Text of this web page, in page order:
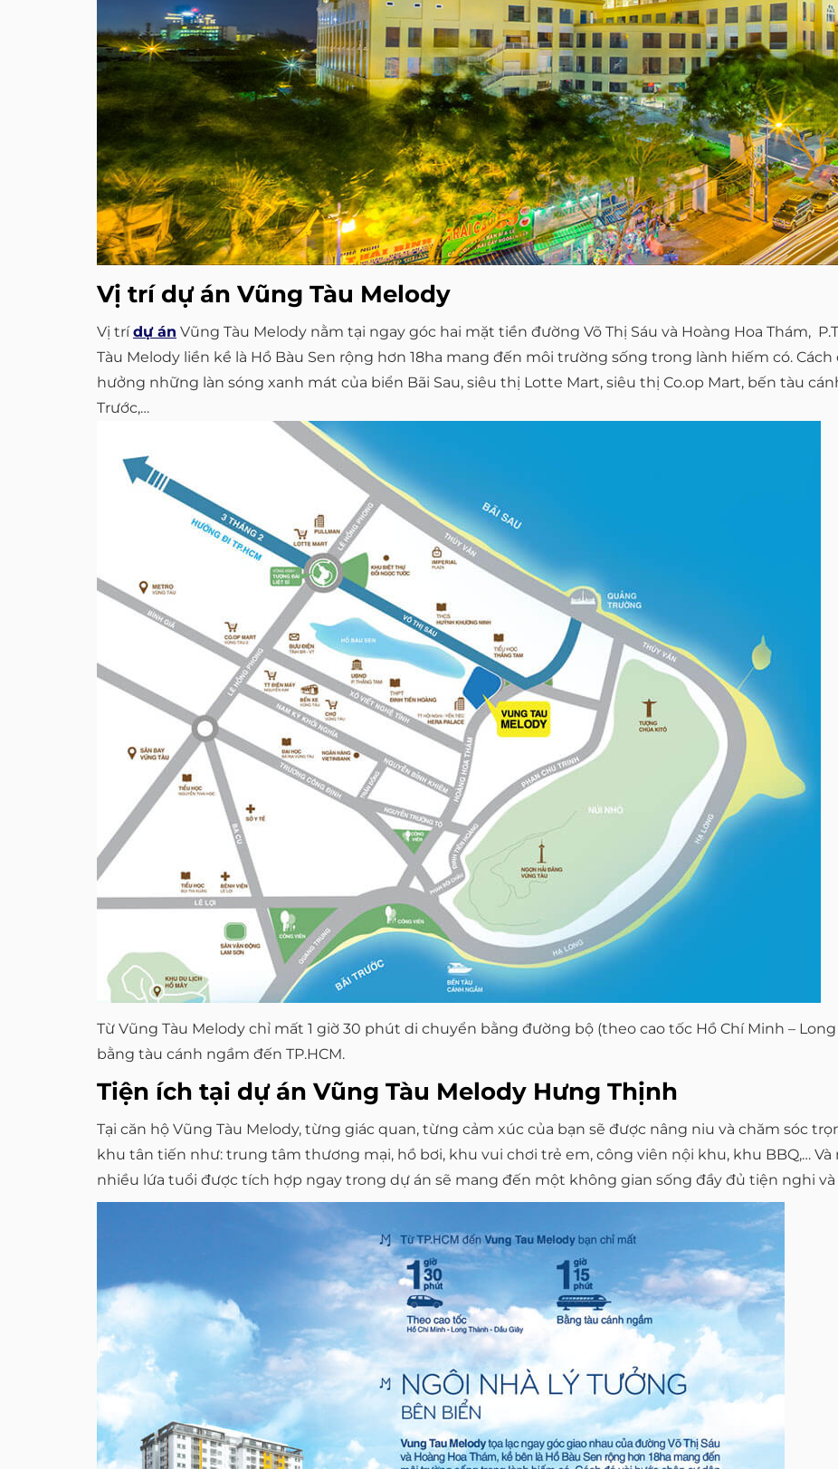
Vị trí dự án Vũng Tàu Melody
Vị trídự án Vũng Tàu Melody nằm tại ngay góc hai mặt tiền đường Võ Thị Sáu và Hoàng Hoa Thám,
Tàu Melody liền kề là Hồ Bàu Sen rộng hơn 18ha mang đến môi trường sống trong lành hiếm có.
hưởng những làn sóng xanh mát của biển Bãi Sau, siêu thị Lotte Mart, siêu thị Co.op Mart, bến tàu
Trước,…
Từ Vũng Tàu Melody chỉ mất 1 giờ 30 phút di chuyển bằng đường bộ (theo cao tốc Hồ Chí Minh – Long
bằng tàu cánh ngầm đến TP.HCM.
Tiện ích tại dự án Vũng Tàu Melody Hưng Thịnh
Tại căn hộ Vũng Tàu Melody, từng giác quan, từng cảm xúc của bạn sẽ được nâng niu và chăm sóc
khu tân tiến như: trung tâm thương mại, hồ bơi, khu vui chơi trẻ em, công viên nội khu, khu BBQ,…
nhiều lứa tuổi được tích hợp ngay trong dự án sẽ mang đến một không gian sống đầy đủ tiện nghi